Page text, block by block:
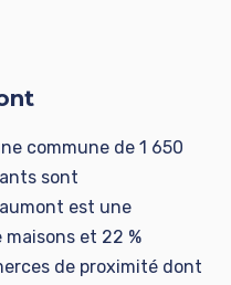
commune de 1 650
sont
est une
maisons et 22 %
de proximité dont